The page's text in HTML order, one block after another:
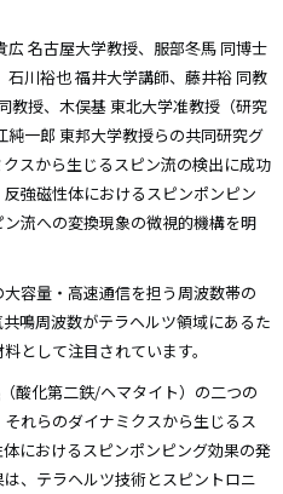
名古屋大学教授、服部冬馬 同博士
川裕也 福井大学講師、藤井裕 同教
教授、木俣基 東北大学准教授（研究
一郎 東邦大学教授らの共同研究グ
スから生じるスピン流の検出に成功
強磁性体におけるスピンポンピン
流への変換現象の微視的機構を明
容量・高速通信を担う周波数帯の
鳴周波数がテラヘルツ領域にあるた
として注目されています。
（酸化第二鉄/ヘマタイト）の二つの
れらのダイナミクスから生じるス
におけるスピンポンピング効果の発
、テラヘルツ技術とスピントロニ